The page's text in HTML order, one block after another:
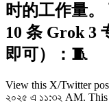
时的工作量
10 条 Grok 3
即可）：🧵
View this X/Twitter
২০২৫ এ ১১:৩২ AM. This